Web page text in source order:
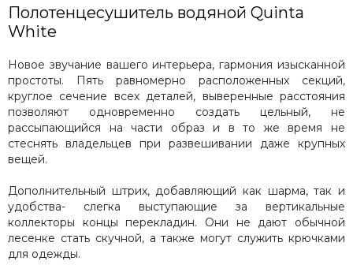
Carisa
Cezares
Exemet
Fincopper
Garcia
Hammam
Irsap
Terma
Stinox
Terminus
Vogue
Полотенцесушитель водяной Quinta
White
Новое звучание вашего интерьера, гармония изысканной
простоты. Пять равномерно расположенных секций,
круглое сечение всех деталей, выверенные расстояния
позволяют одновременно создать цельный, не
рассыпающийся на части образ и в то же время не
стеснять владельцев при развешивании даже крупных
вещей.
Дополнительный штрих, добавляющий как шарма, так и
удобства- слегка выступающие за вертикальные
коллекторы концы перекладин. Они не дают обычной
лесенке стать скучной, а также могут служить крючками
для одежды.